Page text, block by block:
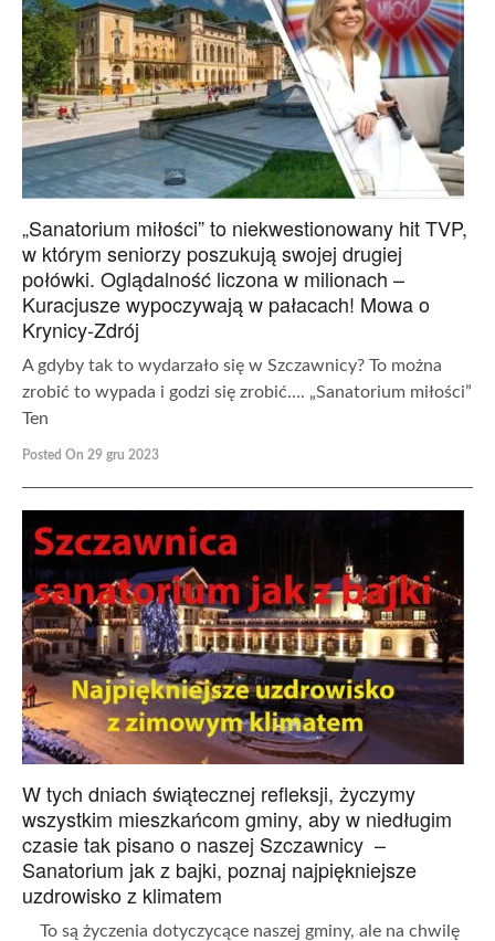
„Sanatorium miłości” to niekwestionowany hit TVP,
w którym seniorzy poszukują swojej drugiej
połówki. Oglądalność liczona w milionach –
Kuracjusze wypoczywają w pałacach! Mowa o
Krynicy-Zdrój
A gdyby tak to wydarzało się w Szczawnicy? To można
zrobić to wypada i godzi się zrobić…. „Sanatorium miłości”
Ten
Posted On 29 gru 2023
W tych dniach świątecznej refleksji, życzymy
wszystkim mieszkańcom gminy, aby w niedługim
czasie tak pisano o naszej Szczawnicy –
Sanatorium jak z bajki, poznaj najpiękniejsze
uzdrowisko z klimatem
To są życzenia dotyczycące naszej gminy, ale na chwilę